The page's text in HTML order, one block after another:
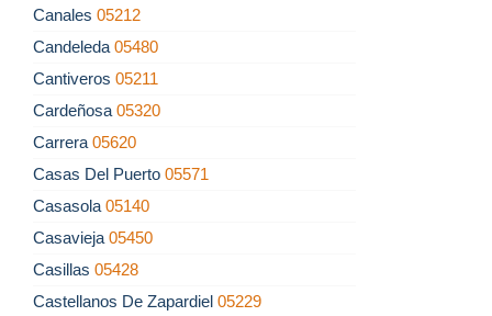
Canales 05212
Candeleda 05480
Cantiveros 05211
Cardeñosa 05320
Carrera 05620
Casas Del Puerto 05571
Casasola 05140
Casavieja 05450
Casillas 05428
Castellanos De Zapardiel 05229